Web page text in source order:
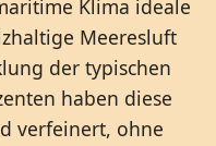
Klima ideale
Meeresluft
der typischen
haben diese
verfeinert, ohne